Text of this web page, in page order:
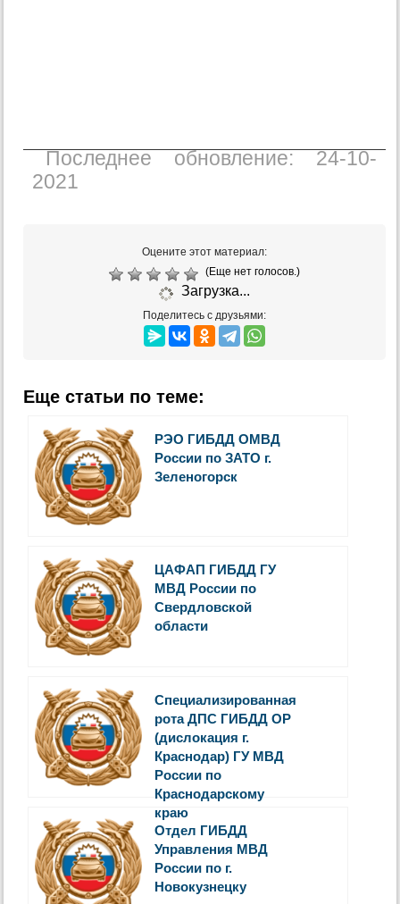
Последнее обновление: 24-10-
2021
Оцените этот материал:
(Еще нет голосов.)
Загрузка...
Поделитесь с друзьями:
Еще статьи по теме:
РЭО ГИБДД ОМВД
России по ЗАТО г.
Зеленогорск
ЦАФАП ГИБДД ГУ
МВД России по
Свердловской
области
Специализированная
рота ДПС ГИБДД ОР
(дислокация г.
Краснодар) ГУ МВД
России по
Краснодарскому
краю
Отдел ГИБДД
Управления МВД
России по г.
Новокузнецку